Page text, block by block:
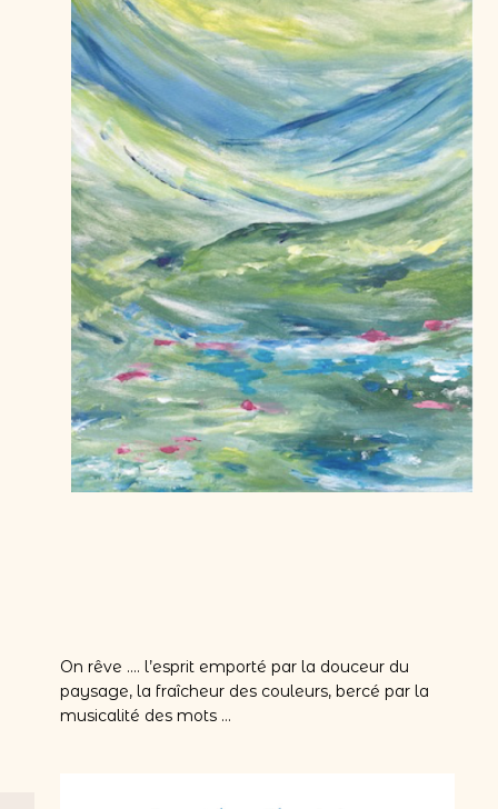
On rêve …. l’esprit emporté par la douceur du
paysage, la fraîcheur des couleurs, bercé par la
musicalité des mots …